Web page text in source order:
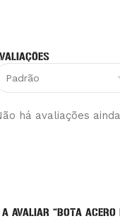
há avaliações
AVALIAR “BOTA ACERO